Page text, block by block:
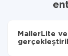
MailerLite